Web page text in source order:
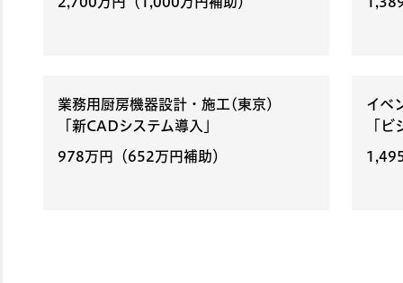
業務用厨房機器設計・施工(東京)
「新CADシステム導入」
978万円 （652万円補助）
イベ
「